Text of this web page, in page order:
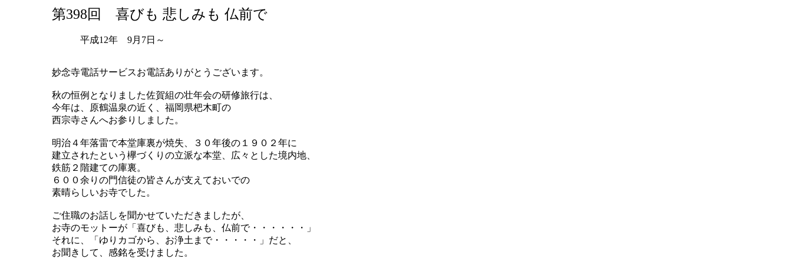
第398回 喜びも 悲しみも 仏前で
平成12年 9月7日～
妙念寺電話サービスお電話ありがとうございます。
秋の恒例となりました佐賀組の壮年会の研修旅行は、
今年は、原鶴温泉の近く、福岡県杷木町の
西宗寺さんへお参りしました。
明治４年落雷で本堂庫裏が焼失、３０年後の１９０２年に
建立されたという欅づくりの立派な本堂、広々とした境内地、
鉄筋２階建ての庫裏。
６００余りの門信徒の皆さんが支えておいでの
素晴らしいお寺でした。
ご住職のお話しを聞かせていただきましたが、
お寺のモットーが「喜びも、悲しみも、仏前で・・・・・・」
それに、「ゆりカゴから、お浄土まで・・・・・」だと、
お聞きして、感銘を受けました。